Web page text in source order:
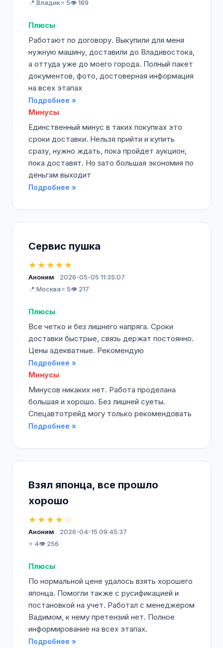
📍 Владик⭐ 5👁️ 189
Плюсы
Работают по договору. Выкупили для меня
нужную машину, доставили до Владивостока,
а оттуда уже до моего города. Полный пакет
документов, фото, достоверная информация
на всех этапах
Подробнее »
Минусы
Единственный минус в таких покупках это
сроки доставки. Нельзя прийти и купить
сразу, нужно ждать, пока пройдет аукцион,
пока доставят. Но зато большая экономия по
деньгам выходит
Подробнее »
Сервис пушка
★★★★★
Аноним
2026-05-05 11:35:07
📍 Москва⭐ 5👁️ 217
Плюсы
Все четко и без лишнего напряга. Сроки
доставки быстрые, связь держат постоянно.
Цены адекватные. Рекомендую
Подробнее »
Минусы
Минусов никаких нет. Работа проделана
большая и хорошо. Без лишней суеты.
Спецавтотрейд могу только рекомендовать
Подробнее »
Взял японца, все прошло
хорошо
★★★★☆
Аноним
2026-04-15 09:45:37
⭐ 4👁️ 256
Плюсы
По нормальной цене удалось взять хорошего
японца. Помогли также с русификацией и
постановкой на учет. Работал с менеджером
Вадимом, к нему претензий нет. Полное
информирование на всех этапах.
Подробнее »